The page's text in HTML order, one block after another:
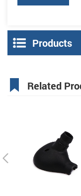
Products
Related